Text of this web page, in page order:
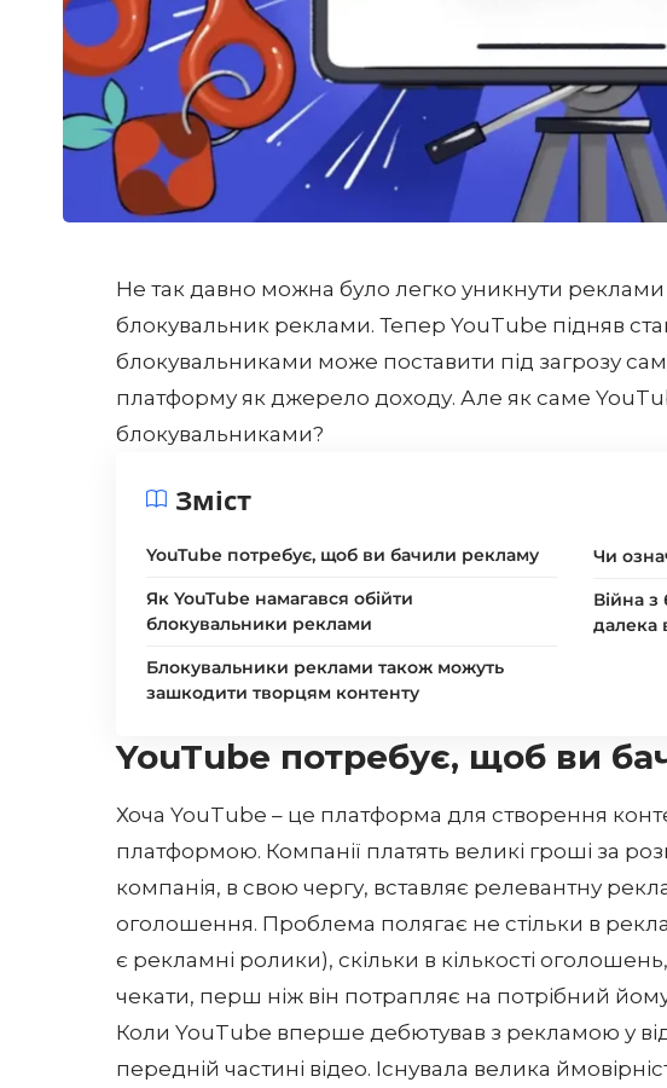
Не так давно можна було легко уникнути
блокувальник реклами. Тепер YouTube підняв
блокувальниками може поставити під загрозу
платформу як джерело доходу. Але як саме
блокувальниками?
Зміст
YouTube потребує, щоб ви бачили рекламу
Як YouTube намагався обійти
блокувальники реклами
Блокувальники реклами також можуть
зашкодити творцям контенту
Чи
Війна
далека
YouTube потребує, щоб ви
Хоча YouTube – це платформа для створення
платформою. Компанії платять великі гроші за
компанія, в свою чергу, вставляє релевантну
оголошення. Проблема полягає не стільки в
є рекламні ролики), скільки в кількості
чекати, перш ніж він потрапляє на потрібний
Коли YouTube вперше дебютував з рекламою у
передній частині відео. Існувала велика